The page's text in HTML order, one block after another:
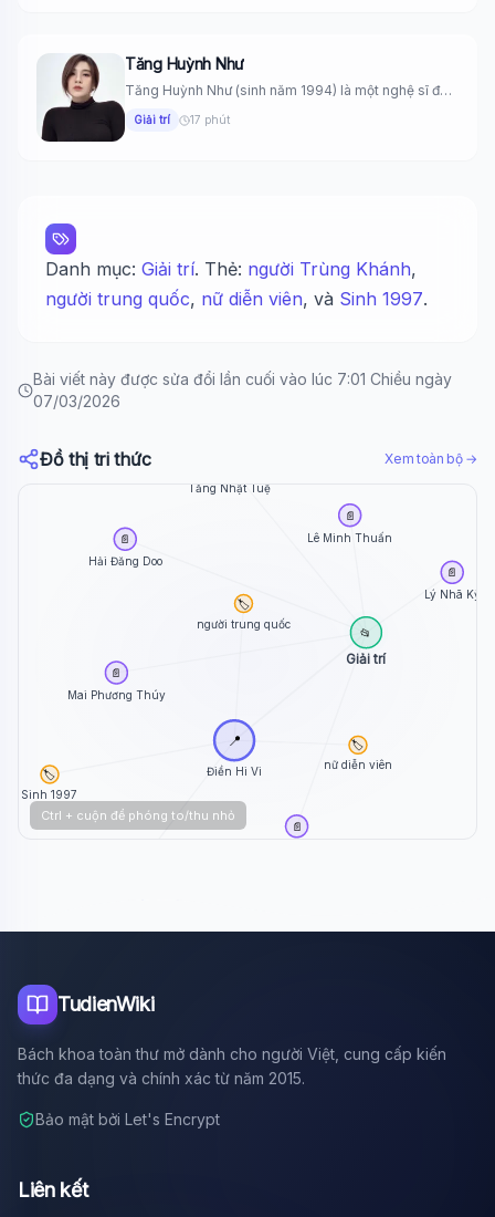
Tăng Huỳnh Như
Tăng Huỳnh Như (sinh năm 1994) là một nghệ sĩ đa
Giải trí 17 phút
Danh mục: Giải trí. Thẻ: người Trùng Khánh,
người trung quốc, nữ diễn viên, và Sinh 1997.
Bài viết này được sửa đổi lần cuối vào lúc 7:01 Chiều ngày
07/03/2026
Đồ thị tri thức Xem toàn bộ →
Điền Hi Vi
📍
Giải trí
📂
Lý Nhã Kỳ
📄
Mai Phương Thúy
📄
Tăng Nhật Tuệ
📄
Hải Đăng Doo
📄 Lê Minh Thuấn
📄
người trung quốc
🏷️
nữ diễn viên
🏷️
Sinh 1997
🏷️
Ctrl + cuộn để phóng to/thu nhỏ
TudienWiki
Bách khoa toàn thư mở dành cho người Việt, cung cấp kiến
thức đa dạng và chính xác từ năm 2015.
Bảo mật bởi Let's Encrypt
Liên kết